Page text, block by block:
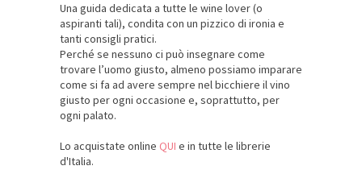
Una guida dedicata a tutte le wine lover (o
aspiranti tali), condita con un pizzico di ironia e
tanti consigli pratici.
Perché se nessuno ci può insegnare come
trovare l’uomo giusto, almeno possiamo imparare
come si fa ad avere sempre nel bicchiere il vino
giusto per ogni occasione e, soprattutto, per
ogni palato.
Lo acquistate online QUI e in tutte le librerie
d'Italia.